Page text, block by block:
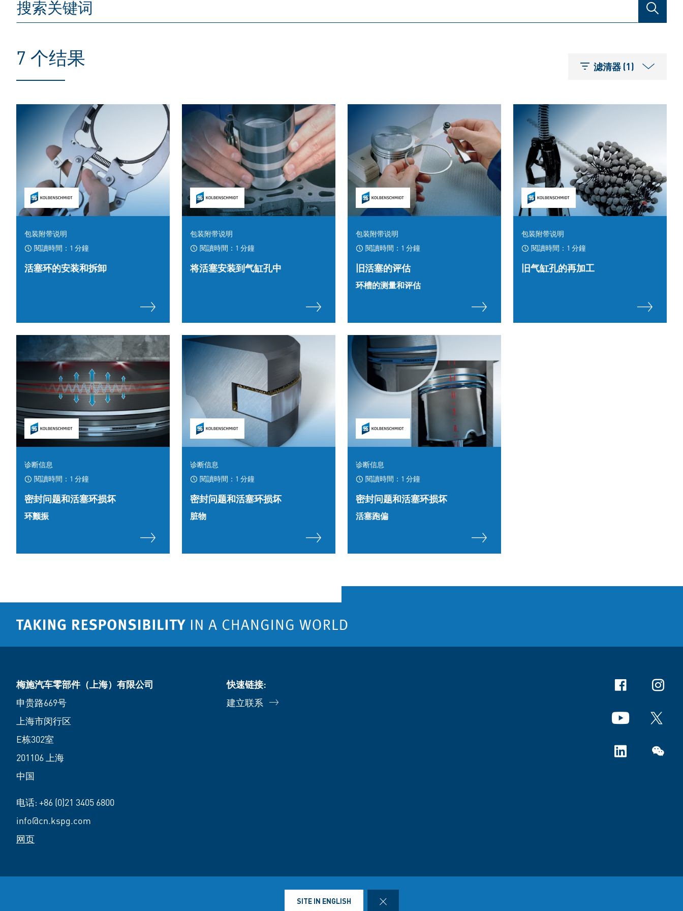
搜索
7 个结果 滤清器 (1)
包装附带说明
閱讀時間：1 分鐘
活塞环的安装和拆卸
包装附带说明
閱讀時間：1 分鐘
将活塞安装到气缸孔中
包装附带说明
閱讀時間：1 分鐘
旧活塞的评估
环槽的测量和评估
包装附带说明
閱讀時間：1 分鐘
旧气缸孔的再加工
诊断信息
閱讀時間：1 分鐘
密封问题和活塞环损坏
环颤振
诊断信息
閱讀時間：1 分鐘
密封问题和活塞环损坏
脏物
诊断信息
閱讀時間：1 分鐘
密封问题和活塞环损坏
活塞跑偏
梅施汽车零部件（上海）有限公司
申贵路669号
上海市闵行区
E栋302室
201106 上海
中国
电话: +86 (0)21 3405 6800
info@cn.kspg.com
网页
快速链接:
建立联系
Facebook
YouTube X
Linkedin 微信
司销售供货条件条款法律声明
SITE IN ENGLISH CLOSE